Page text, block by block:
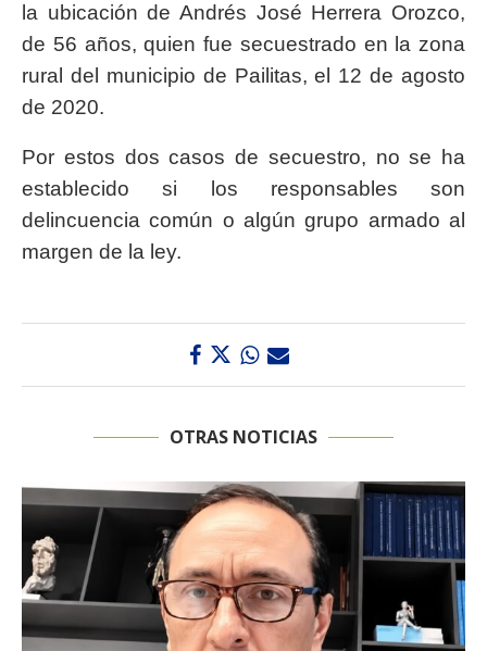
la ubicación de Andrés José Herrera Orozco,
de 56 años, quien fue secuestrado en la zona
rural del municipio de Pailitas, el 12 de agosto
de 2020.
Por estos dos casos de secuestro, no se ha
establecido si los responsables son
delincuencia común o algún grupo armado al
margen de la ley.
OTRAS NOTICIAS